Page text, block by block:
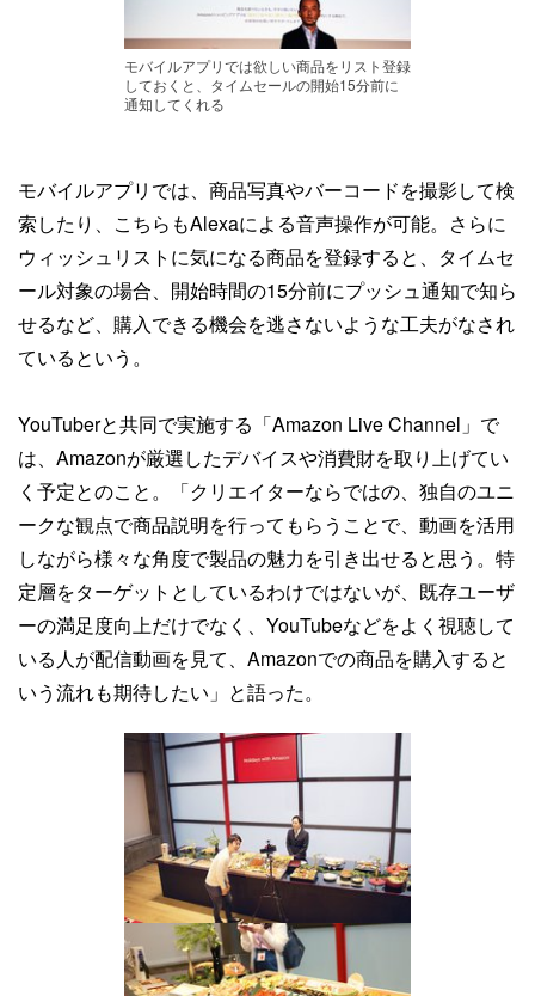
モバイルアプリでは欲しい商品をリスト登録
しておくと、タイムセールの開始15分前に
通知してくれる
モバイルアプリでは、商品写真やバーコードを撮影して検
索したり、こちらもAlexaによる音声操作が可能。さらに
ウィッシュリストに気になる商品を登録すると、タイムセ
ール対象の場合、開始時間の15分前にプッシュ通知で知ら
せるなど、購入できる機会を逃さないような工夫がなされ
ているという。
YouTuberと共同で実施する「Amazon Live Channel」で
は、Amazonが厳選したデバイスや消費財を取り上げてい
く予定とのこと。「クリエイターならではの、独自のユニ
ークな観点で商品説明を行ってもらうことで、動画を活用
しながら様々な角度で製品の魅力を引き出せると思う。特
定層をターゲットとしているわけではないが、既存ユーザ
ーの満足度向上だけでなく、YouTubeなどをよく視聴して
いる人が配信動画を見て、Amazonでの商品を購入すると
いう流れも期待したい」と語った。